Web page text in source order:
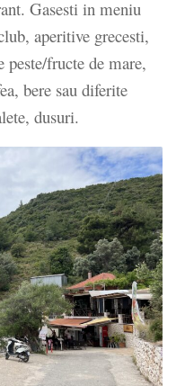
Gasesti in meniu
aperitive grecesti,
fructe de mare,
bere sau diferite
dusuri.